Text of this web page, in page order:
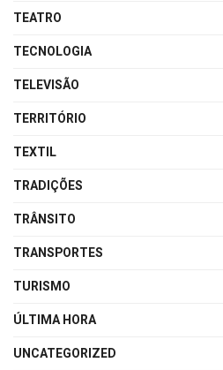
TEATRO
TECNOLOGIA
TELEVISÃO
TERRITÓRIO
TEXTIL
TRADIÇÕES
TRÂNSITO
TRANSPORTES
TURISMO
ÚLTIMA HORA
UNCATEGORIZED